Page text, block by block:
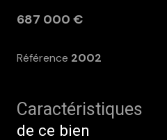
687 000 €
Référence 2002
Caractéristiques
de ce bien